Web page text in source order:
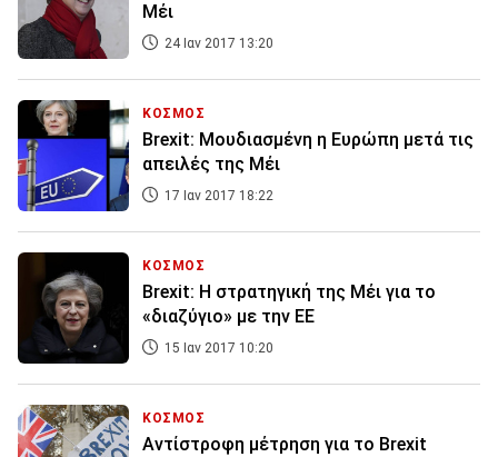
Μέι
24 Ιαν 2017 13:20
ΚΟΣΜΟΣ
Brexit: Μουδιασμένη η Ευρώπη μετά τις
απειλές της Μέι
17 Ιαν 2017 18:22
ΚΟΣΜΟΣ
Brexit: Η στρατηγική της Μέι για το
«διαζύγιο» με την ΕΕ
15 Ιαν 2017 10:20
ΚΟΣΜΟΣ
Αντίστροφη μέτρηση για το Brexit